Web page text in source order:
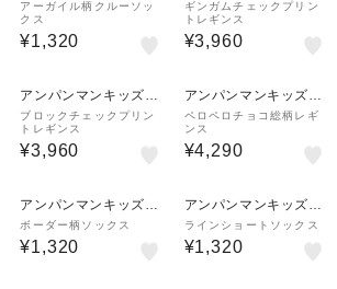
レクション
アーガイル柄クルーソッ
クス
¥1,320
レクション
ギンガムチェックプリン
トレギンス
¥3,960
アンパンマンキッズコ
レクション
ブロックチェックプリン
トレギンス
¥3,960
アンパンマンキッズコ
レクション
ペロペロチョコ総柄レギ
ンス
¥4,290
アンパンマンキッズコ
レクション
ボーダー柄ソックス
¥1,320
アンパンマンキッズコ
レクション
ラインショートソックス
¥1,320